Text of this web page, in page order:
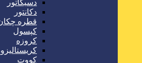
دسیکاتور
دکانتور
قطره
کپسول
کروزه
کووت